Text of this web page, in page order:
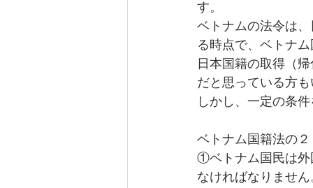
す。
ベトナムの法令は
る時点で、ベトナ
日本国籍の取得（
だと思っている方
しかし、一定の条
ベトナム国籍法の
①ベトナム国民は外
なければなりません